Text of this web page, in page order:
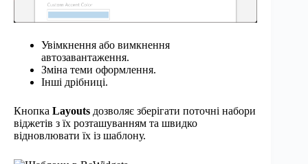
Увімкнення або вимкнення
автозавантаження.
Зміна теми оформлення.
Інші дрібниці.
Кнопка Layouts дозволяє зберігати поточні набори
віджетів з їх розташуванням та швидко
відновлювати їх із шаблону.